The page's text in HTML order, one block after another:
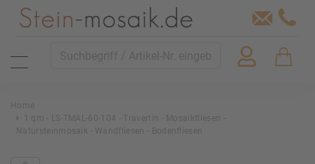
Home
1 qm - LS-TMAL-60-104 - Travertin - Mosaikfliesen -
Natursteinmosaik - Wandfliesen - Bodenfliesen